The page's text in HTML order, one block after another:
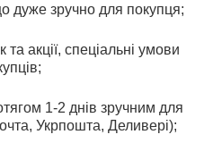
дуже зручно для покупця;
акції, спеціальні умови
1-2 днів зручним для
Укрпошта, Деливері);